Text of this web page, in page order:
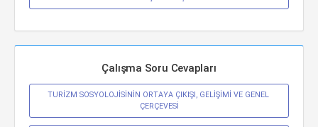
Çalışma Soru Cevapları
TURİZM SOSYOLOJİSİNİN ORTAYA ÇIKIŞI, GELİŞİMİ VE GENEL
ÇERÇEVESİ